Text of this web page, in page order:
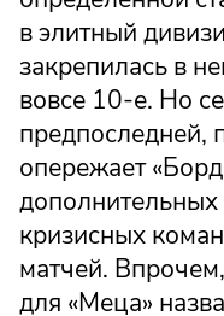
в элитный
закрепилась в
вовсе 10-е. Но
предпоследней,
опережает
дополнительных
кризисных
матчей.
для «Меца»